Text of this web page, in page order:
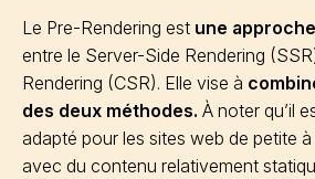
Le Pre-Rendering est une
entre le Server-Side Rendering
Rendering (CSR). Elle vise à
des deux méthodes. À noter qu’il
adapté pour les sites web de petite
avec du contenu relativement